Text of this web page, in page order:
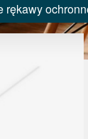
rękawy